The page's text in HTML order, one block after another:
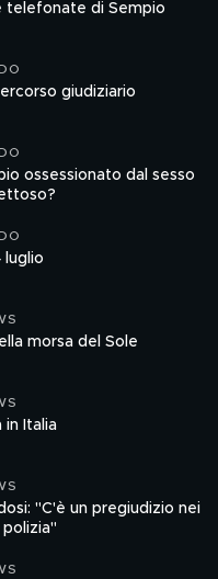
telefonate di Sempio
giudiziario
ossessionato dal sesso
luglio
morsa del Sole
in Italia
"C'è un pregiudizio nei